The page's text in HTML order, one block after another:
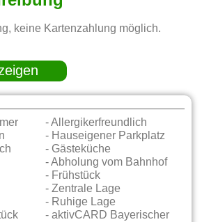
keine Kartenzahlung möglich.
- Allergikerfreundlich
- Hauseigener Parkplatz
- Gästeküche
- Abholung vom Bahnhof
- Frühstück
- Zentrale Lage
- Ruhige Lage
- aktivCARD Bayerischer